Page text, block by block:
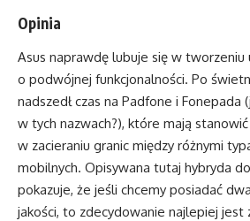
Opinia
Asus naprawdę lubuje się w tworzeniu
o podwójnej funkcjonalności. Po
nadszedł czas na Padfone i Fonepada
w tych nazwach?), które mają
w zacieraniu granic między różnymi
mobilnych. Opisywana tutaj hybryda
pokazuje, że jeśli chcemy posiadać
jakości, to zdecydowanie najlepiej jest